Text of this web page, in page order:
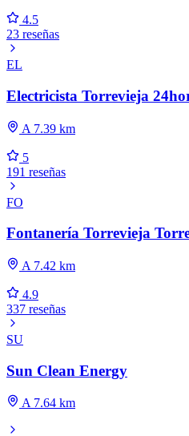
4.5
23 reseñas
EL
Electricista Torrevieja
A 7.39 km
5
191 reseñas
FO
Fontanería Torrevieja
A 7.42 km
4.9
337 reseñas
SU
Sun Clean Energy
A 7.64 km